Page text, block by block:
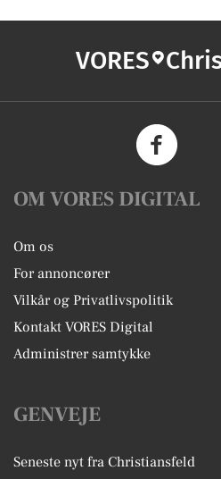
VORES
OM VORES DIGITAL
Om os
For annoncører
Vilkår og Privatlivspolitik
Kontakt VORES Digital
Administrer samtykke
GENVEJE
Seneste nyt fra Christiansfeld